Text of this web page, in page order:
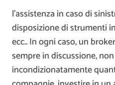
l’assistenza in caso di
disposizione di strumenti
ecc.. In ogni caso, un
sempre in discussione,
incondizionatamente